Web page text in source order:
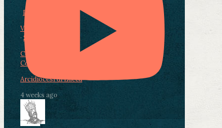
Photo
View on Facebook
· Share
Condividi su Facebook
Condividi su LinkedIn
Arcidiocesi di Lucca
4 weeks ago